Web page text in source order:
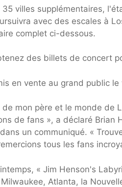
villes supplémentaires,
avec des escales à
complet ci-dessous.
des billets de concert
en vente au grand public
de mon père et le monde
de fans », a déclaré
un communiqué. «
tous les fans
« Jim Henson's
Atlanta, la